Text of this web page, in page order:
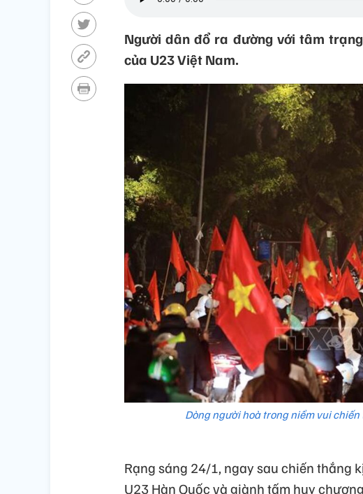
Người dân đổ ra đường với tâm
của U23 Việt Nam.
Dòng người hoà trong niềm vui
Rạng sáng 24/1, ngay sau chiến thắng
U23 Hàn Quốc và giành tấm huy